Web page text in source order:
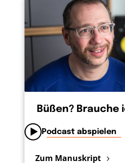
Büßen? Brauche
Podcast abspielen
Zum Manuskript